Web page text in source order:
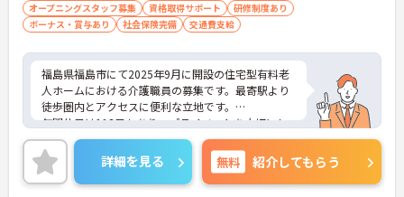
オープニングスタッフ募集
資格取得サポート
研修制度あり
ボーナス・賞与あり
社会保険完備 交通費支給
福島県福島市にて2025年9月に開設の住宅型有料老
人ホームにおける介護職員の募集です。最寄駅より
徒歩圏内とアクセスに便利な立地です。
年間休日は113日もあり、プライベートを大切にし
ながらご勤務いただけます。
ご興味のある方には、面接対策ポイントなど、さら
に詳細をご案内しますのでお気軽にご相談くださ
い！
詳細を見る 無料 紹介してもらう